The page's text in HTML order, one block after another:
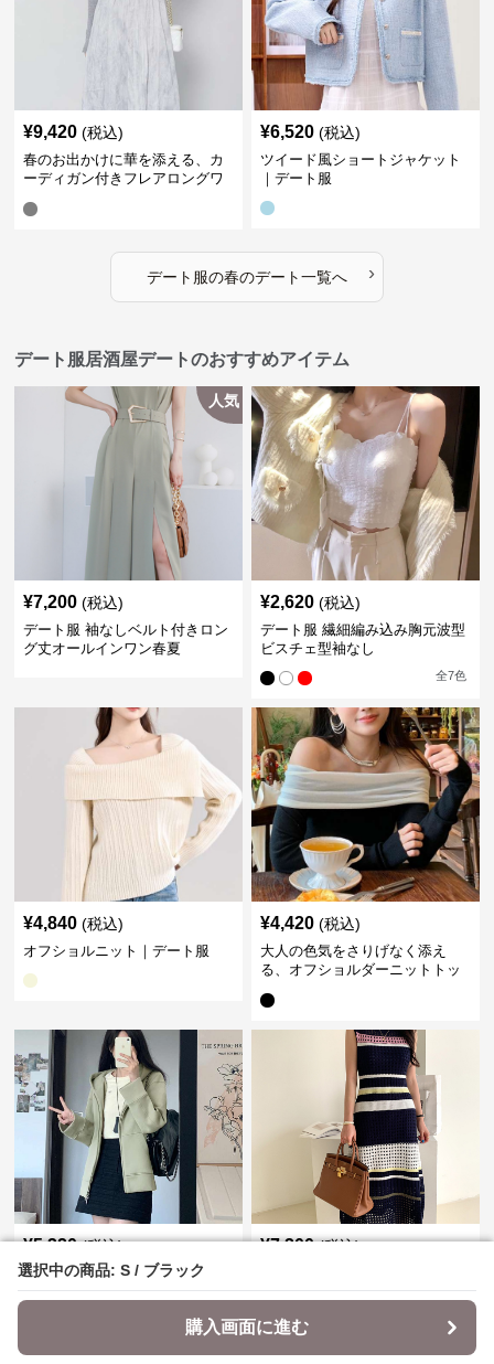
選択中の商品: S / ブラック
購入画面に進む
選択中の商品: S / ブラック
購入画面に進む
¥9,420 (税込)
春のお出かけに華を添える、カ
ーディガン付きフレアロングワ
¥6,520 (税込)
ツイード風ショートジャケット
｜デート服
デート服の春のデート一覧へ ›
デート服居酒屋デートのおすすめアイテム
人気
¥7,200 (税込)
デート服 袖なしベルト付きロン
グ丈オールインワン春夏
¥2,620 (税込)
デート服 繊細編み込み胸元波型
ビスチェ型袖なし
全7色
¥4,840 (税込)
オフショルニット｜デート服
¥4,420 (税込)
大人の色気をさりげなく添え
る、オフショルダーニットトッ
¥5,320 (税込)
モードな大人のコート×ブーツコ
ーデ｜デート服
¥7,200 (税込)
ニットワンピース レディース夏